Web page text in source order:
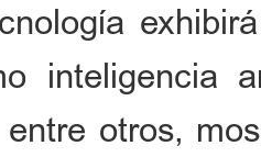
inteligencia
otros,